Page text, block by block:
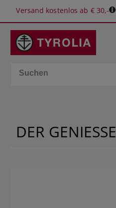
Versand kostenlos ab € 30,-
BÜCHER
SPIELE
DER GENIESSER